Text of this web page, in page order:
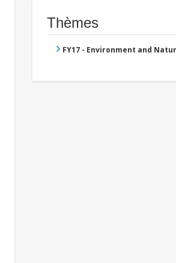
Thèmes
FY17 - Environment and